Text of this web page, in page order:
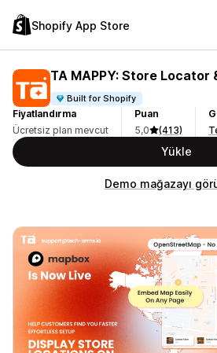
Shopify App Store
TA MAPPY: Store Locator
Built for Shopify
Fiyatlandırma
Ücretsiz plan mevcut
Puan
5,0
(413)
Yükle
Demo mağazayı